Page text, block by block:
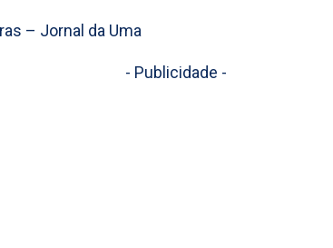
– Jornal da Uma
- Publicidade -